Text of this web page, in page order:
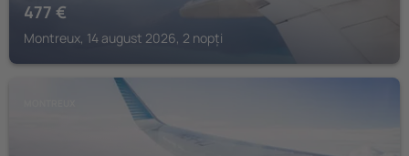
477 €
Montreux, 14 august 2026, 2 nopți